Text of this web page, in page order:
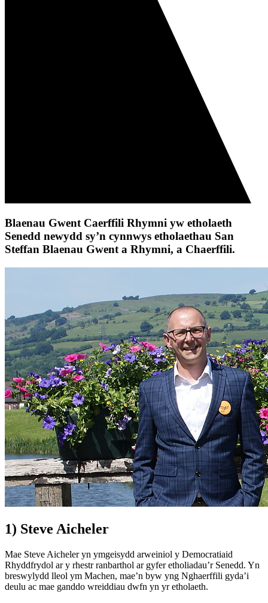
Blaenau Gwent Caerffili Rhymni yw etholaeth
Senedd newydd sy’n cynnwys etholaethau San
Steffan Blaenau Gwent a Rhymni, a Chaerffili.
1) Steve Aicheler
Mae Steve Aicheler yn ymgeisydd arweiniol y Democratiaid
Rhyddfrydol ar y rhestr ranbarthol ar gyfer etholiadau’r Senedd. Yn
breswylydd lleol ym Machen, mae’n byw yng Nghaerffili gyda’i
deulu ac mae ganddo wreiddiau dwfn yn yr etholaeth.